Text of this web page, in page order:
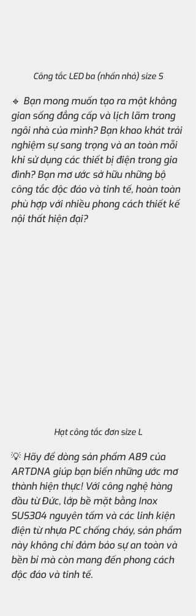
Công tắc LED ba (nhấn nhả) size S
🔹 Bạn mong muốn tạo ra một không
gian sống đẳng cấp và lịch lãm trong
ngôi nhà của mình? Bạn khao khát trải
nghiệm sự sang trọng và an toàn mỗi
khi sử dụng các thiết bị điện trong gia
đình? Bạn mơ ước sở hữu những bộ
công tắc độc đáo và tinh tế, hoàn toàn
phù hợp với nhiều phong cách thiết kế
nội thất hiện đại?
Hạt công tắc đơn size L
💡 Hãy để dòng sản phẩm A89 của
ARTDNA giúp bạn biến những ước mơ
thành hiện thực! Với công nghệ hàng
đầu từ Đức, lớp bề mặt bằng Inox
SUS304 nguyên tấm và các linh kiện
điện từ nhựa PC chống cháy, sản phẩm
này không chỉ đảm bảo sự an toàn và
bền bỉ mà còn mang đến phong cách
độc đáo và tinh tế.